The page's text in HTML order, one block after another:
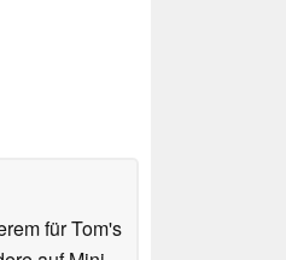
für Tom's